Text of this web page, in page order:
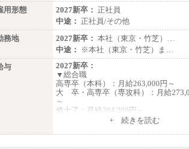
（４）
月給：201,000円～
想定年収：360万円～680万円
年収例：
・520万円/32歳・月給29万円
年収例は賞与含む、残業代・家族手当
※キャリアや能力等を考慮の上、当社
より確定します
※残業手当：別途支給
※固定給に固定残業代含まず
※試用期間中も給与に変更なし
用形態
2027新卒： 正社員
中途： 正社員/その他
務地
2027新卒： 本社（東京・竹芝）…
中途：
※本社（東京・竹芝）ま…
与
2027新卒：
▼総合職
高専卒（本科）：月給263,000円～
大 卒・高専卒（専攻科）：月給
～
修士了：月給294,200円～
博士了：月給304,800円～
※卓越した能力、高度な技術や実績を
+ 続きを読む